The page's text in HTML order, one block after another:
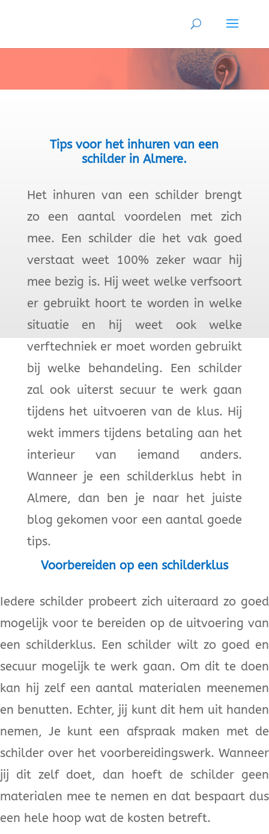
Tips voor het inhuren van een
schilder in Almere.
Het inhuren van een schilder brengt
zo een aantal voordelen met zich
mee. Een schilder die het vak goed
verstaat weet 100% zeker waar hij
mee bezig is. Hij weet welke verfsoort
er gebruikt hoort te worden in welke
situatie en hij weet ook welke
verftechniek er moet worden gebruikt
bij welke behandeling. Een schilder
zal ook uiterst secuur te werk gaan
tijdens het uitvoeren van de klus. Hij
wekt immers tijdens betaling aan het
interieur van iemand anders.
Wanneer je een schilderklus hebt in
Almere, dan ben je naar het juiste
blog gekomen voor een aantal goede
tips.
Voorbereiden op een schilderklus
Iedere schilder probeert zich uiteraard zo goed
mogelijk voor te bereiden op de uitvoering van
een schilderklus. Een schilder wilt zo goed en
secuur mogelijk te werk gaan. Om dit te doen
kan hij zelf een aantal materialen meenemen
en benutten. Echter, jij kunt dit hem uit handen
nemen, Je kunt een afspraak maken met de
schilder over het voorbereidingswerk. Wanneer
jij dit zelf doet, dan hoeft de schilder geen
materialen mee te nemen en dat bespaart dus
een hele hoop wat de kosten betreft.